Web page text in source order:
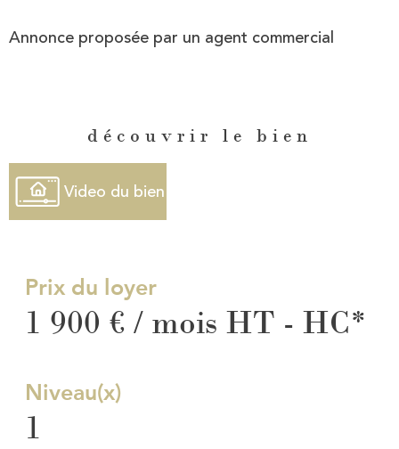
Annonce proposée par un agent commercial
découvrir le bien
Video du bien
Prix du loyer
1 900 € / mois HT - HC*
Niveau(x)
1